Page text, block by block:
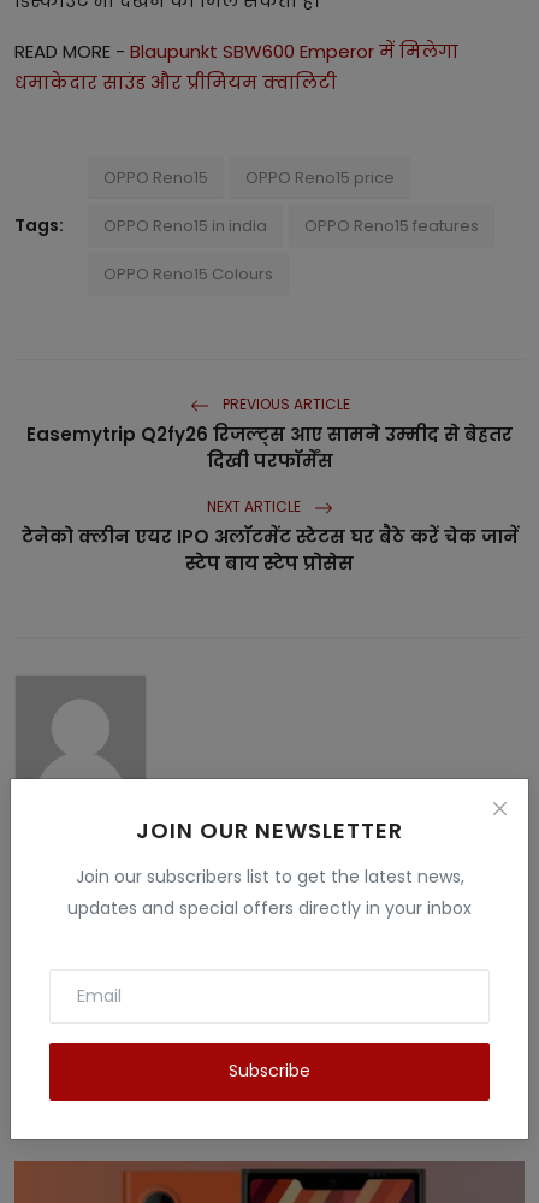
JOIN OUR NEWSLETTER
Join our subscribers list to get the latest news,
updates and special offers directly in your inbox
Subscribe
READ MORE - Blaupunkt SBW600 Emperor में मिलेगा
धमाकेदार साउंड और प्रीमियम क्वालिटी
Tags:
OPPO Reno15 OPPO Reno15 price
OPPO Reno15 in india OPPO Reno15 features
OPPO Reno15 Colours
PREVIOUS ARTICLE
Easemytrip Q2fy26 रिजल्ट्स आए सामने उम्मीद से बेहतर
दिखी परफॉर्मेंस
NEXT ARTICLE
टेनेको क्लीन एयर IPO अलॉटमेंट स्टेटस घर बैठे करें चेक जानें
स्टेप बाय स्टेप प्रोसेस
Vandana Rajput
B.Sc. , B.ed and M.Sc. I like to give information related to tech
, education , finance , Gaming and many fields . I have more
Related Posts